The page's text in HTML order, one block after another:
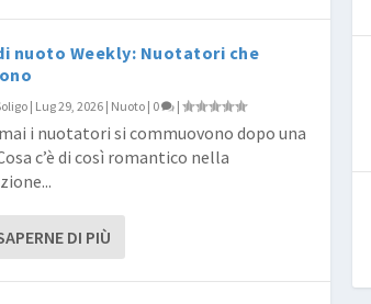
nuoto Weekly: Nuotatori che
| Lug 29, 2026 | Nuoto | 0 |
i nuotatori si commuovono dopo una
c’è di così romantico nella
DI PIÙ